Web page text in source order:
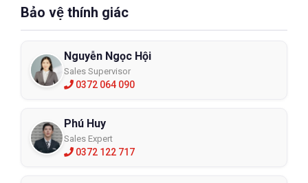
Bảo vệ thính giác
Nguyễn Ngọc Hội
Sales Supervisor
0372 064 090
Phú Huy
Sales Expert
0372 122 717